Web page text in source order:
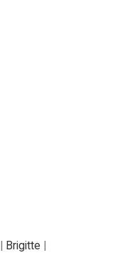
| Brigitte |